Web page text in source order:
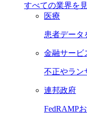
すべての業界を
医療
患者データ
金融サービ
不正やラン
連邦政府
FedRAMP